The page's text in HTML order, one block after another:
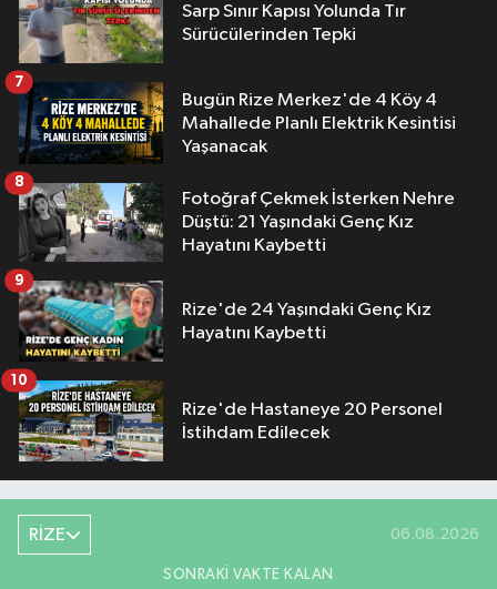
Sarp Sınır Kapısı Yolunda Tır
Sürücülerinden Tepki
Bugün Rize Merkez'de 4 Köy 4
Mahallede Planlı Elektrik Kesintisi
Yaşanacak
7
Fotoğraf Çekmek İsterken Nehre
Düştü: 21 Yaşındaki Genç Kız
Hayatını Kaybetti
8
Rize'de 24 Yaşındaki Genç Kız
Hayatını Kaybetti
9
Rize'de Hastaneye 20 Personel
İstihdam Edilecek
10
RİZE 06.08.2026
SONRAKI VAKTE KALAN